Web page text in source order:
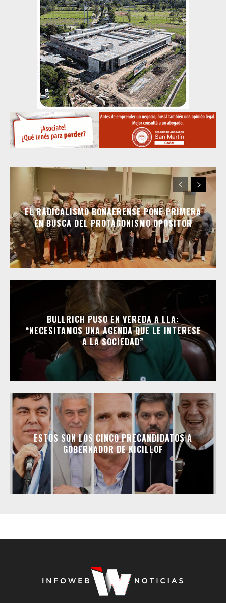
EL RADICALISMO BONAERENSE PONE PRIMERA
EN BUSCA DEL PROTAGONISMO OPOSITOR
BULLRICH PUSO EN VEREDA A LLA:
“NECESITAMOS UNA AGENDA QUE LE INTERESE
A LA SOCIEDAD”
ESTOS SON LOS CINCO PRECANDIDATOS A
GOBERNADOR DE KICILLOF